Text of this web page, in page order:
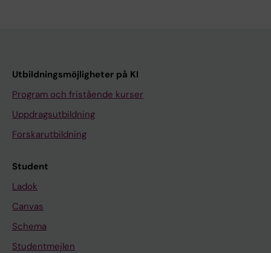
Utbildningsmöjligheter på KI
Program och fristående kurser
Uppdragsutbildning
Forskarutbildning
Student
Ladok
Canvas
Schema
Studentmejlen